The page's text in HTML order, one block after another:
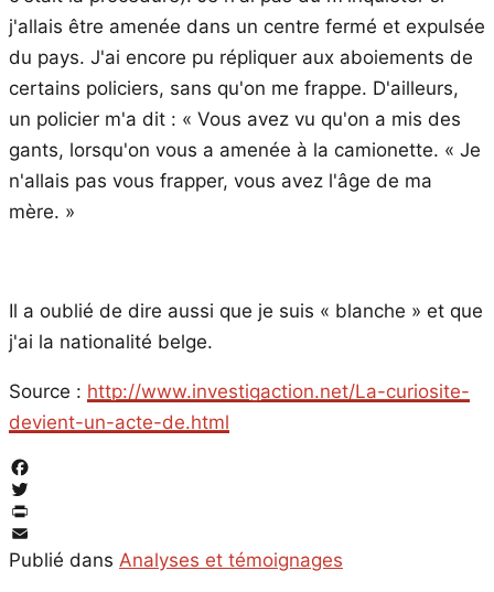
j'allais être amenée dans un centre fermé et expulsée
du pays. J'ai encore pu répliquer aux aboiements de
certains policiers, sans qu'on me frappe. D'ailleurs,
un policier m'a dit : « Vous avez vu qu'on a mis des
gants, lorsqu'on vous a amenée à la camionette. « Je
n'allais pas vous frapper, vous avez l'âge de ma
mère. »
Il a oublié de dire aussi que je suis « blanche » et que
j'ai la nationalité belge.
Source : http://www.investigaction.net/La-curiosite-
devient-un-acte-de.html
Facebook
Twitter
PrintFriendly
Email
Publié dans Analyses et témoignages